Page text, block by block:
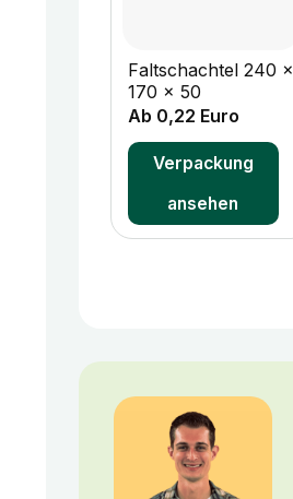
Faltschachtel 240 x
170 x 50
Ab 0,22 Euro
Verpackung
ansehen